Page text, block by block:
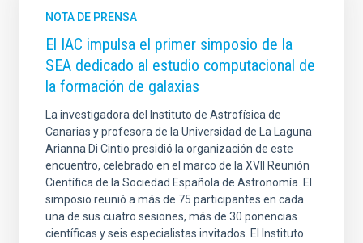
NOTA DE PRENSA
El IAC impulsa el primer simposio de la
SEA dedicado al estudio computacional de
la formación de galaxias
La investigadora del Instituto de Astrofísica de
Canarias y profesora de la Universidad de La Laguna
Arianna Di Cintio presidió la organización de este
encuentro, celebrado en el marco de la XVII Reunión
Científica de la Sociedad Española de Astronomía. El
simposio reunió a más de 75 participantes en cada
una de sus cuatro sesiones, más de 30 ponencias
científicas y seis especialistas invitados. El Instituto